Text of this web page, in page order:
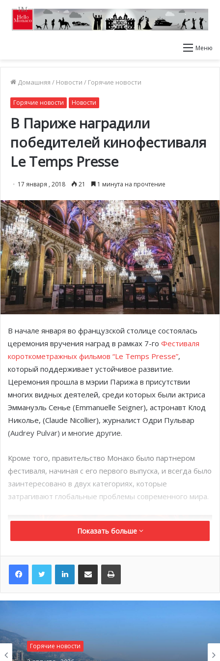
Меню
Домашняя / Новости / Горячие новости
Горячие новости Новости
В Париже наградили
победителей кинофестиваля
Le Temps Presse
17 января , 2018 21 1 минута на прочтение
В начале января во французской столице состоялась
церемония вручения наград в рамках 7-го Фестиваля
короткометражных фильмов “Le Temps Presse”,
который поддерживает устойчивое развитие.
Церемония прошла в мэрии Парижа в присутствии
многих видных деятелей, среди которых были актриса
Эммануэль Сенье (Emmanuelle Seigner), астронавт Клод
Николье, (Claude Nicollier), журналист Одри Пульвар
(Audrey Pulvar) и многие другие.
Кроме того, правительство Монако было партнером
фестиваля, начиная с его первого выпуска, и всегда было
заинтересовано в двух категориях, которые
затрагивают глобальные проблемы современного мира.
Показать больше
LinkedInПоделиться по электронной почте Распечатать
Горячие новости